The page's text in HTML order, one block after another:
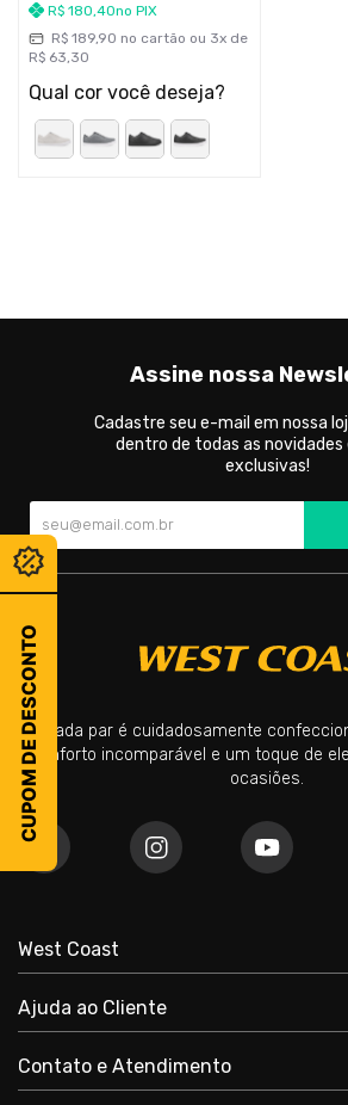
CUPOM DE DESCONTO
R$ 180,40no PIX
R$ 189,90 no cartão ou 3x de
R$ 63,30
Qual cor você deseja?
Assine nossa
Cadastre seu e-mail em nossa
dentro de todas as
exclusivas!
Cada par é cuidadosamente
conforto incomparável e um toque de
ocasiões.
West Coast
Quem Somos
Ajuda ao Cliente
Trocas e Devoluções
Contato e Atendimento